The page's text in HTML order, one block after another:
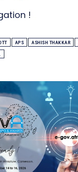
!
APS ASHISH THAKKAR